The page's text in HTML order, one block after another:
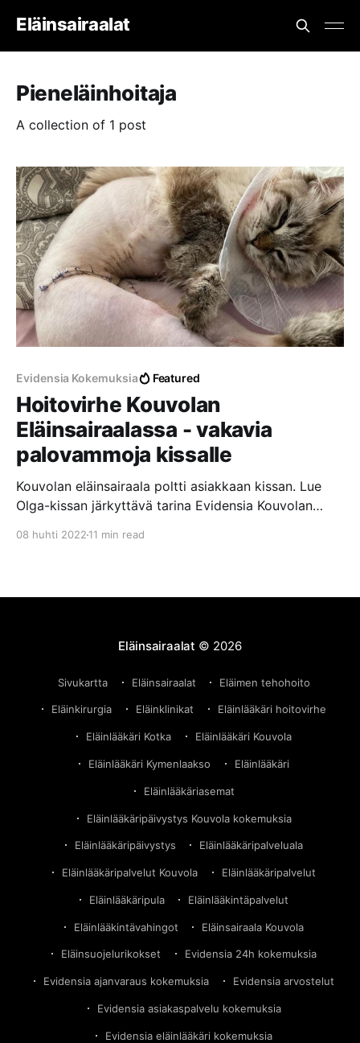
Eläinsairaalat
Pieneläinhoitaja
A collection of 1 post
Evidensia Kokemuksia Featured
Hoitovirhe Kouvolan
Eläinsairaalassa - vakavia
palovammoja kissalle
Kouvolan eläinsairaala poltti asiakkaan kissan. Lue
Olga-kissan järkyttävä tarina Evidensia Kouvolan
08 huhti 2022 11 min read
Eläinsairaalat © 2026
Sivukartta Eläinsairaalat Eläimen tehohoito
Eläinkirurgia Eläinklinikat Eläinlääkäri hoitovirhe
Eläinlääkäri Kotka Eläinlääkäri Kouvola
Eläinlääkäri Kymenlaakso Eläinlääkäri
Eläinlääkäriasemat
Eläinlääkäripäivystys Kouvola kokemuksia
Eläinlääkäripäivystys Eläinlääkäripalveluala
Eläinlääkäripalvelut Kouvola Eläinlääkäripalvelut
Eläinlääkäripula Eläinlääkintäpalvelut
Eläinlääkintävahingot Eläinsairaala Kouvola
Eläinsuojelurikokset Evidensia 24h kokemuksia
Evidensia ajanvaraus kokemuksia Evidensia arvostelut
Evidensia asiakaspalvelu kokemuksia
Evidensia eläinlääkäri kokemuksia